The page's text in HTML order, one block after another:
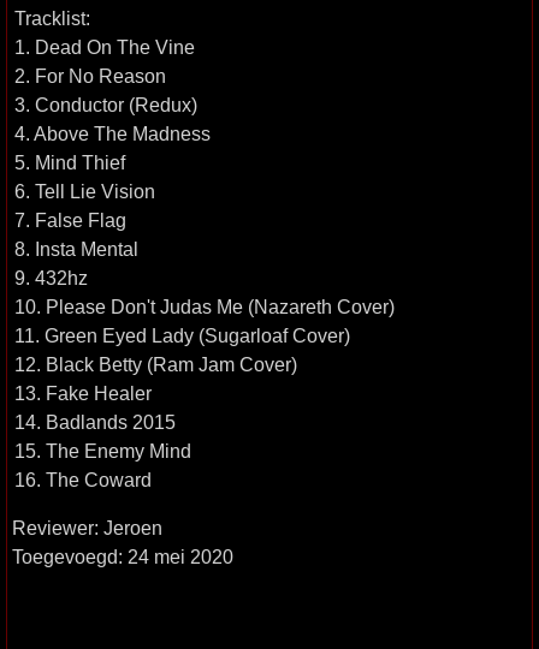
Tracklist:
1. Dead On The Vine
2. For No Reason
3. Conductor (Redux)
4. Above The Madness
5. Mind Thief
6. Tell Lie Vision
7. False Flag
8. Insta Mental
9. 432hz
10. Please Don't Judas Me (Nazareth Cover)
11. Green Eyed Lady (Sugarloaf Cover)
12. Black Betty (Ram Jam Cover)
13. Fake Healer
14. Badlands 2015
15. The Enemy Mind
16. The Coward
Reviewer: Jeroen
Toegevoegd: 24 mei 2020